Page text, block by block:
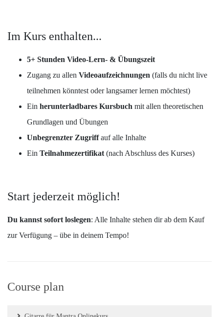
Im Kurs enthalten...
5+ Stunden Video-Lern- & Übungszeit
Zugang zu allen Videoaufzeichnungen (falls du nicht live
teilnehmen könntest oder langsamer lernen möchtest)
Ein herunterladbares Kursbuch mit allen theoretischen
Grundlagen und Übungen
Unbegrenzter Zugriffauf alle Inhalte
Ein Teilnahmezertifikat (nach Abschluss des Kurses)
Start jederzeit möglich!
Du kannst sofort loslegen: Alle Inhalte stehen dir ab dem Kauf
zur Verfügung – übe in deinem Tempo!
Course plan